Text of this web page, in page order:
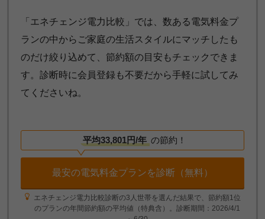
「エネチェンジ電力比較」では、数ある電気料金プ
ランの中からご家庭の生活スタイルにマッチしたも
のだけ絞り込めて、節約額の目安もチェックできま
す。診断時に会員登録も不要だから手軽に試してみ
てくださいね。
平均33,801円/年 の節約！
最安の電気料金プランを診断（無料）
エネチェンジ電力比較診断の3人世帯を選んだ結果で、節約額1位
のプランの年間節約額の平均値（特典含）。診断期間：2026/4/1